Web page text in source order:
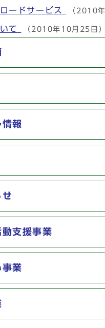
ードサービス （2010
て （2010年10月25日）
報
支援事業
事業